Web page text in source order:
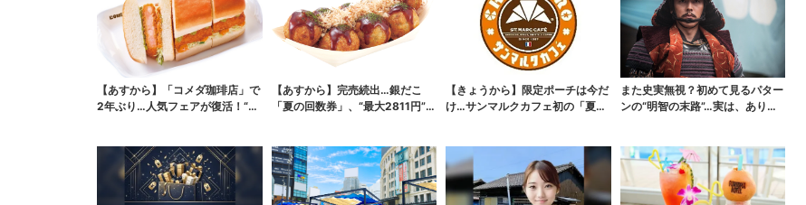
【あすから】「コメダ珈琲店」で
2年ぶり…人気フェアが復活！“ハ
【あすから】完売続出…銀だこ
「夏の回数券」、“最大2811円”お
【きょうから】限定ポーチは今だ
け…サンマルクカフェ初の「夏福
また史実無視？初めて見るパター
ンの“明智の末路”…実は、ありえ